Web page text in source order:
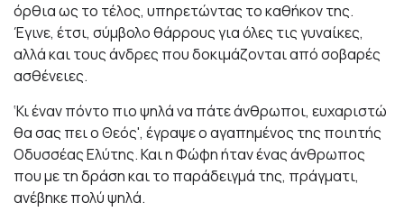
όρθια ως το τέλος, υπηρετώντας το καθήκον της.
Έγινε, έτσι, σύμβολο θάρρους για όλες τις γυναίκες,
αλλά και τους άνδρες που δοκιμάζονται από σοβαρές
ασθένειες.
‘Κι έναν πόντο πιο ψηλά να πάτε άνθρωποι, ευχαριστώ
θα σας πει ο Θεός', έγραψε ο αγαπημένος της ποιητής
Οδυσσέας Ελύτης. Και η Φώφη ήταν ένας άνθρωπος
που με τη δράση και το παράδειγμά της, πράγματι,
ανέβηκε πολύ ψηλά.